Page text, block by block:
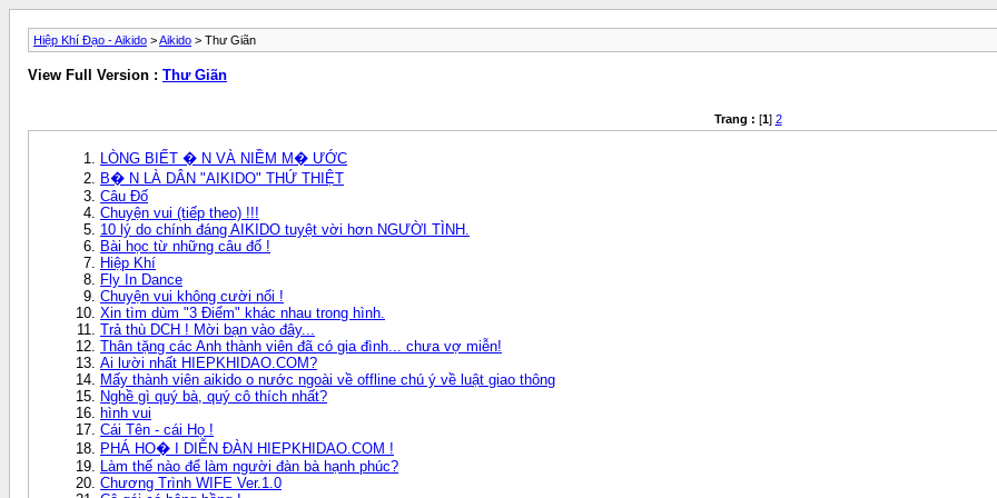
Hiệp Khí Đạo - Aikido >Aikido > Thư Giãn
View Full Version : Thư Giãn
Trang : [1] 2
LÒNG BIẾT � N VÀ NIỀM M� ƯỚC
B� N LÀ DÂN "AIKIDO" THỨ THIỆT
Câu Đố
Chuyện vui (tiếp theo) !!!
10 lý do chính đáng AIKIDO tuyệt vời hơn NGƯỜI TÌNH.
Bài học từ những câu đố !
Hiệp Khí
Fly In Dance
Chuyện vui không cười nổi !
Xin tìm dùm "3 Điểm" khác nhau trong hình.
Trả thù DCH ! Mời bạn vào đây...
Thân tặng các Anh thành viên đã có gia đình... chưa vợ miễn!
Ai lười nhất HIEPKHIDAO.COM?
Mấy thành viên aikido o nước ngoài về offline chú ý về luật giao thông
Nghề gì quý bà, quý cô thích nhất?
hình vui
Cái Tên - cái Họ !
PHÁ HO� I DIỄN ĐÀN HIEPKHIDAO.COM !
Làm thế nào để làm người đàn bà hạnh phúc?
Chương Trình WIFE Ver.1.0